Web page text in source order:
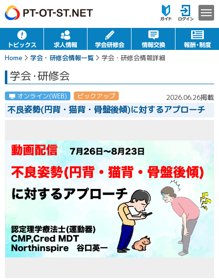
Home 学会・研修会情報一覧 学会・研修会情報詳細
学会・研修会
オンライン(WEB) ピックアップ 2026.06.26掲載
不良姿勢(円背・猫背・骨盤後傾)に対するアプローチ